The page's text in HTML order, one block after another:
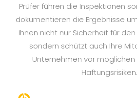
Prüfer führen die Inspektionen
dokumentieren die Ergebnisse
Ihnen nicht nur Sicherheit für
sondern schützt auch Ihre
Unternehmen vor
Haftungsrisiken.